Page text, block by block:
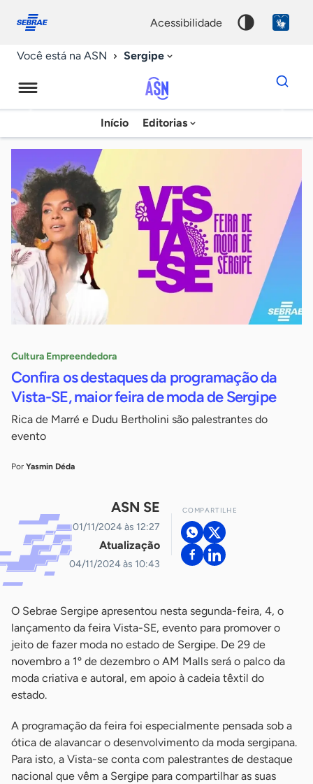
conosco
acessibilidade
Você está na ASN Sergipe
Agência
Sebrae
Notícias
Início Editorias
Dados
para
chave
Cultura Empreendedora
Confira os destaques da programação da
Vista-SE, maior feira de moda de Sergipe
Rica de Marré e Dudu Bertholini são palestrantes do
evento
Por Yasmin Déda
ASN SE
01/11/2024 às 12:27
Atualização
04/11/2024 às 10:43
COMPARTILHE
O Sebrae Sergipe apresentou nesta segunda-feira, 4, o
lançamento da feira Vista-SE, evento para promover o
jeito de fazer moda no estado de Sergipe. De 29 de
novembro a 1º de dezembro o AM Malls será o palco da
moda criativa e autoral, em apoio à cadeia têxtil do
estado.
A programação da feira foi especialmente pensada sob a
ótica de alavancar o desenvolvimento da moda sergipana.
Para isto, a Vista-se conta com palestrantes de destaque
nacional que vêm a Sergipe para compartilhar as suas